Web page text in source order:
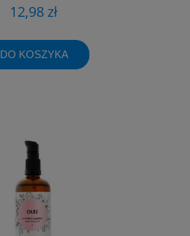
12,98 zł
DO KOSZYKA